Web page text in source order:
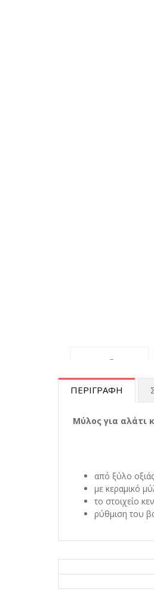
ΠΕΡΙΓΡΑΦΗ
Μύλος για αλάτι
από ξύλο οξιάς
με κεραμικό
το στοιχείο
ρύθμιση του